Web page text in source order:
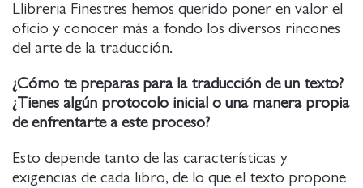
Llibreria Finestres hemos querido poner en valor el
oficio y conocer más a fondo los diversos rincones
del arte de la traducción.
¿Cómo te preparas para la traducción de un texto?
¿Tienes algún protocolo inicial o una manera propia
de enfrentarte a este proceso?
Esto depende tanto de las características y
exigencias de cada libro, de lo que el texto propone